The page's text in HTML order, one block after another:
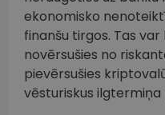
ekonomisko
finanšu tirgos. Tas
novērsušies no
pievērsušies
vēsturiskus ilgtermiņa